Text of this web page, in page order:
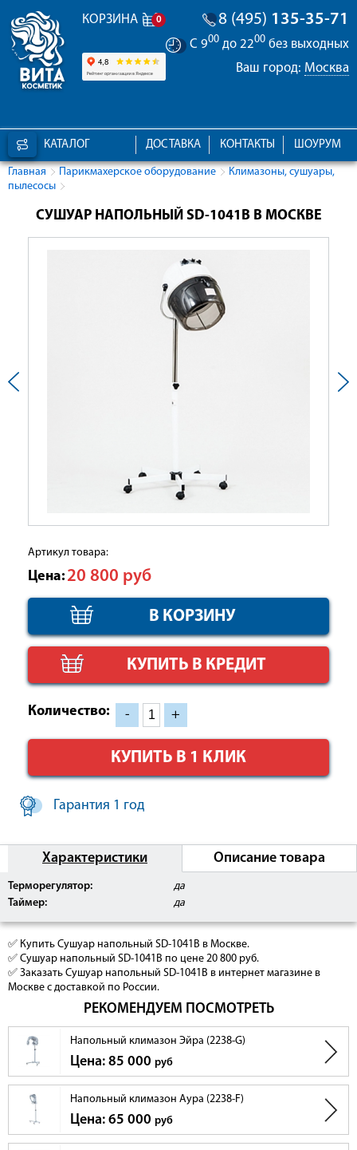
КОРЗИНА 0 8 (495) 135-35-71
С 900 до 2200 без выходных
Ваш город: Москва
КАТАЛОГ ШОУРУМ
КОНТАКТЫ
ДОСТАВКА
Главная Парикмахерское оборудование
Климазоны, сушуары,
пылесосы
СУШУАР НАПОЛЬНЫЙ SD-1041B В МОСКВЕ
Артикул товара:
Цена: 20 800 руб
КУПИТЬ В КРЕДИТ
Количество: - +
КУПИТЬ В 1 КЛИК
Гарантия 1 год
Характеристики Описание товара
Терморегулятор:
да
Таймер:
да
✅ Купить Сушуар напольный SD-1041B в Москве.
✅ Сушуар напольный SD-1041B по цене 20 800 руб.
✅ Заказать Сушуар напольный SD-1041B в интернет магазине в
Москве с доставкой по России.
РЕКОМЕНДУЕМ ПОСМОТРЕТЬ
Напольный климазон Эйра (2238-G)
Цена: 85 000 руб
Напольный климазон Аура (2238-F)
Цена: 65 000 руб